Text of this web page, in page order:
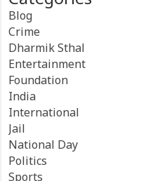
Blog
Crime
Dharmik Sthal
Entertainment
Foundation
India
International
Jail
National Day
Politics
Sports